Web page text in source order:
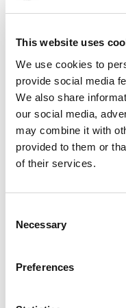
This website uses
We use cookies to
provide social media
We also share
our social media,
may combine it with
provided to them or
of their services.
Selection
Necessary
Preferences
Lebensdauer des
größte Sorgfalt
Unsere Schaf- und
anderem aus
Schweden,
verwendeten
Fleischindustrie und
werden. Wichtig bei
Fell- und
vertrauen und mit
Unsere Kunden
Lebensdauer ihrer
verlängern, indem